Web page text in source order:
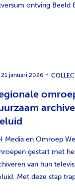
ontving Beeld
21 januari 2026
Media en Omroep
gestart met
van hun
Met deze stap